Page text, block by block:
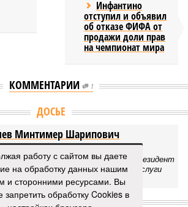
Инфантино
отступил и объявил
об отказе ФИФА от
продажи доли прав
на чемпионат мира
КОММЕНТАРИИ 1
ДОСЬЕ
Минтимер Шарипович
политический деятель, первый президент
Полный кавалер орденов «За заслуги
ПОСЛЕДНИЕ НОВОСТИ
работу с сайтом вы даете
на обработку данных нашим
и сторонними ресурсами. Вы
запретить обработку Cookies в